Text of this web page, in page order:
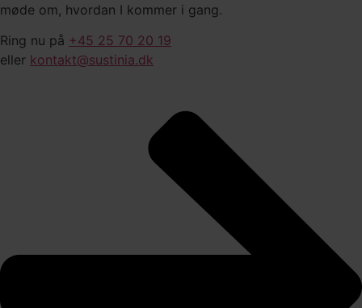
møde om, hvordan I kommer i gang.
Ring nu på +45 25 70 20 19
eller kontakt@sustinia.dk